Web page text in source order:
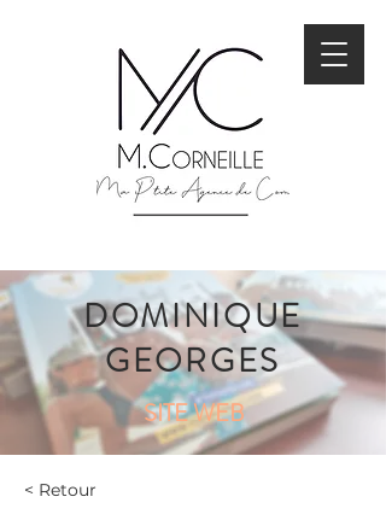
DOMINIQUE
GEORGES
SITE WEB
< Retour